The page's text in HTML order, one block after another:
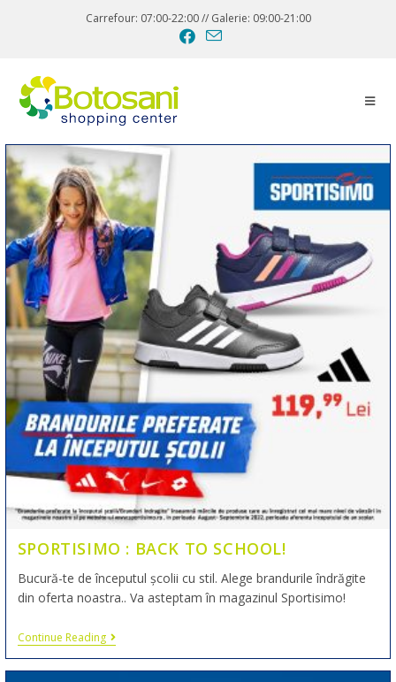
Carrefour: 07:00-22:00 // Galerie: 09:00-21:00
SPORTISIMO : BACK TO SCHOOL!
Bucură-te de începutul școlii cu stil. Alege brandurile îndrăgite
din oferta noastra.. Va asteptam în magazinul Sportisimo!
Continue Reading